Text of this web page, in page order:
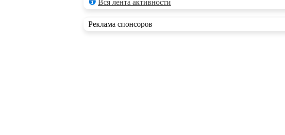
Вся лента активности
Реклама спонсоров